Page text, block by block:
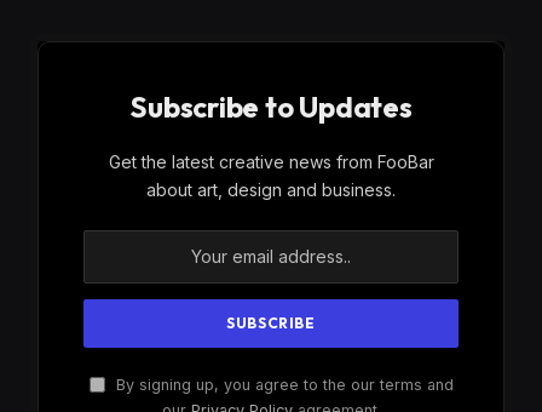
Subscribe to Updates
Get the latest creative news from FooBar
about art, design and business.
By signing up, you agree to the our terms and